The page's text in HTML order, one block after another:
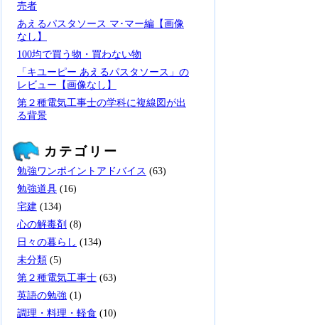
売者
あえるパスタソース マ･マー編【画像
なし】
100均で買う物・買わない物
「キユーピー あえるパスタソース」の
レビュー【画像なし】
第２種電気工事士の学科に複線図が出
る背景
カテゴリー
勉強ワンポイントアドバイス (63)
勉強道具 (16)
宅建 (134)
心の解毒剤 (8)
日々の暮らし (134)
未分類 (5)
第２種電気工事士 (63)
英語の勉強 (1)
調理・料理・軽食 (10)